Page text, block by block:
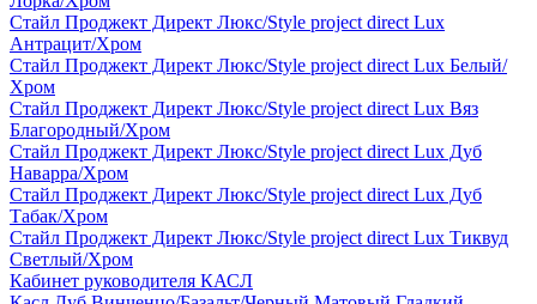
Стайл Проджект Директ Люкс/Style project direct Lux
Антрацит/Хром
Стайл Проджект Директ Люкс/Style project direct Lux Белый/
Хром
Стайл Проджект Директ Люкс/Style project direct Lux Вяз
Благородный/Хром
Стайл Проджект Директ Люкс/Style project direct Lux Дуб
Наварра/Хром
Стайл Проджект Директ Люкс/Style project direct Lux Дуб
Табак/Хром
Стайл Проджект Директ Люкс/Style project direct Lux Тиквуд
Светлый/Хром
Кабинет руководителя КАСЛ